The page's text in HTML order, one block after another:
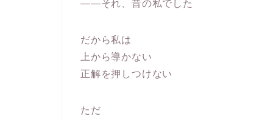
――それ、昔の私でした
だから私は
上から導かない
正解を押しつけない
ただ